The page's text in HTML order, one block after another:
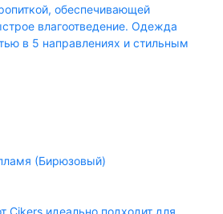
обеспечивающей
влагоотведение. Одежда
в 5 направлениях и стильным
(Бирюзовый)
Cikers идеально подходит для